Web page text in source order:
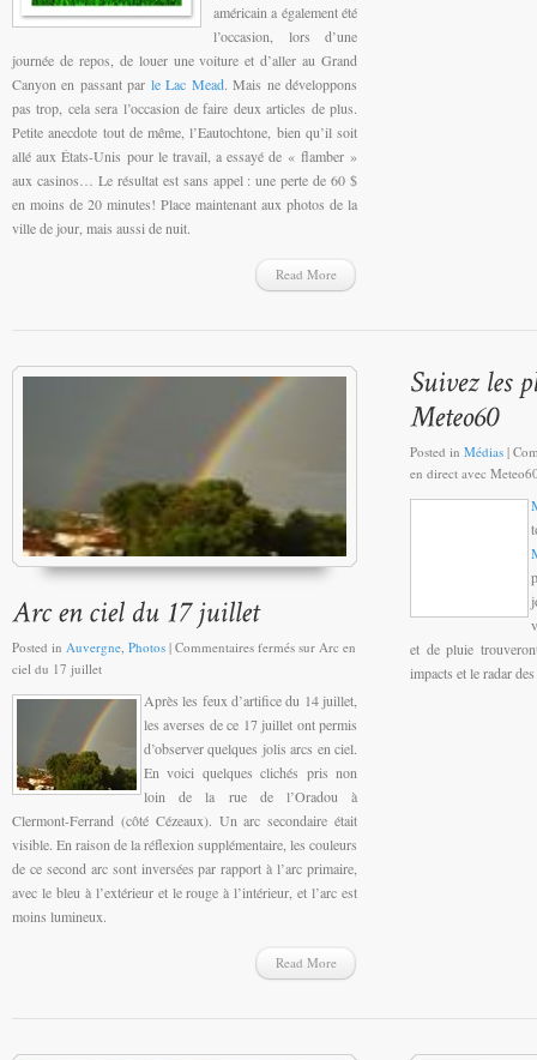
américain a également été
l’occasion, lors d’une
journée de repos, de louer une voiture et d’aller au Grand
Canyon en passant par le Lac Mead. Mais ne développons
pas trop, cela sera l’occasion de faire deux articles de plus.
Petite anecdote tout de même, l’Eautochtone, bien qu’il soit
allé aux États-Unis pour le travail, a essayé de « flamber »
aux casinos… Le résultat est sans appel : une perte de 60 $
en moins de 20 minutes! Place maintenant aux photos de la
ville de jour, mais aussi de nuit.
Read More
Posted in Auvergne, Photos | Commentaires fermés sur Arc en
ciel du 17 juillet
Après les feux d’artifice du 14 juillet,
les averses de ce 17 juillet ont permis
d’observer quelques jolis arcs en ciel.
En voici quelques clichés pris non
loin de la rue de l’Oradou à
Clermont-Ferrand (côté Cézeaux). Un arc secondaire était
visible. En raison de la réflexion supplémentaire, les couleurs
de ce second arc sont inversées par rapport à l’arc primaire,
avec le bleu à l’extérieur et le rouge à l’intérieur, et l’arc est
moins lumineux.
Read More
Posted in Médias |
en direct avec
et de pluie
impacts et le radar